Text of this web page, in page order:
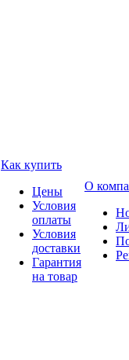
Как купить
Цены
Условия
оплаты
Условия
доставки
Гарантия
на товар
О